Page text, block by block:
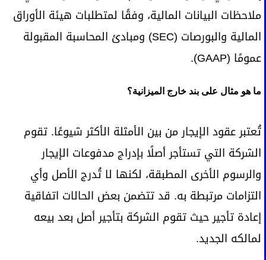
ملاحظات البيانات المالية، وفقًا لمتطلبات هيئة الأوراق
المالية والبورصات (SEC) ومبادئ المحاسبة المقبولة
عمومًا (GAAP).
ما هو مثال على بند خارج الميزانية؟
تُعتبر عقود الإيجار من بين الأمثلة الأكثر شيوعًا. تقوم
الشركة التي تستأجر أصلًا بإدراج مدفوعات الإيجار
والرسوم الأخرى المطبقة، لكنها لا تُدرج الأصل وأي
التزامات مرتبطة به. قد تتضمن بعض الحالات اتفاقية
إعادة تأجير حيث تقوم الشركة بتأجير أصل بعد بيعه
لمالكه الجديد.